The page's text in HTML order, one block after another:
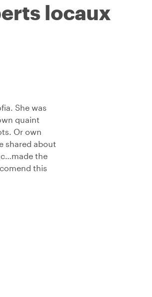
locaux
She was
quaint
Or own
shared about
the
this